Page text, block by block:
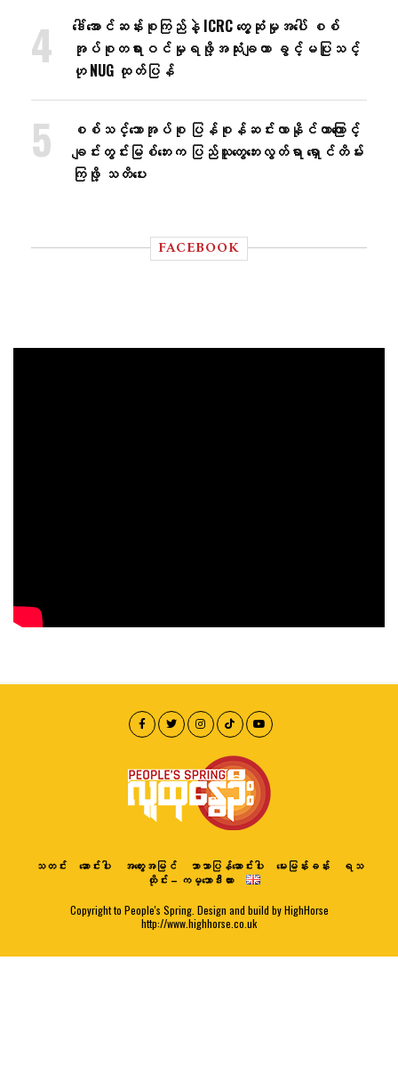
ဒေါ်အောင်ဆန်းစုကြည်နဲ့ ICRC တွေ့ဆုံမှုအပေါ် စစ်
အုပ်စုတရားဝင်မှုရဖို့အသုံးချတာ ခွင့်မပြုသင့်
ဟု NUG ထုတ်ပြန်
စစ်သင်္ဘောအုပ်စု ပြန်စုန်ဆင်းလာနိုင်တာကြောင့်
ချင်းတွင်းမြစ်ဘေးက ပြည်သူတွေဘေးလွတ်ရာ ရှောင်တိမ်း
ကြဖို့ သတိပေး
FACEBOOK
သတင်း ဆောင်းပါး အတွေးအမြင် ဘာသာပြန်ဆောင်းပါး မေးမြန်းခန်း
ရသ
ထိုင်း – ကမ္ဘောဒီးယား
Copyright to People's Spring. Design and build by HighHorse
http://www.highhorse.co.uk